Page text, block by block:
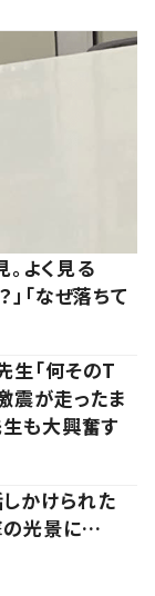
よく見る
「なぜ落ちて
生「何そのT
震が走ったま
も大興奮す
かけられた
の光景に…